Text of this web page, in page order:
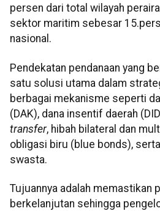
persen dari total wilayah
sektor maritim sebesar
nasional.
Pendekatan pendanaan yang
satu solusi utama dalam
berbagai mekanisme seperti
(DAK), dana insentif daerah
transfer, hibah bilateral dan
obligasi biru (blue bonds),
swasta.
Tujuannya adalah memastikan
berkelanjutan sehingga